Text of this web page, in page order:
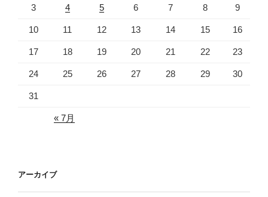
3 4 5 6 7 8 9
10 11 12 13 14 15 16
17 18 19 20 21 22 23
24 25 26 27 28 29 30
31
« 7月
アーカイブ